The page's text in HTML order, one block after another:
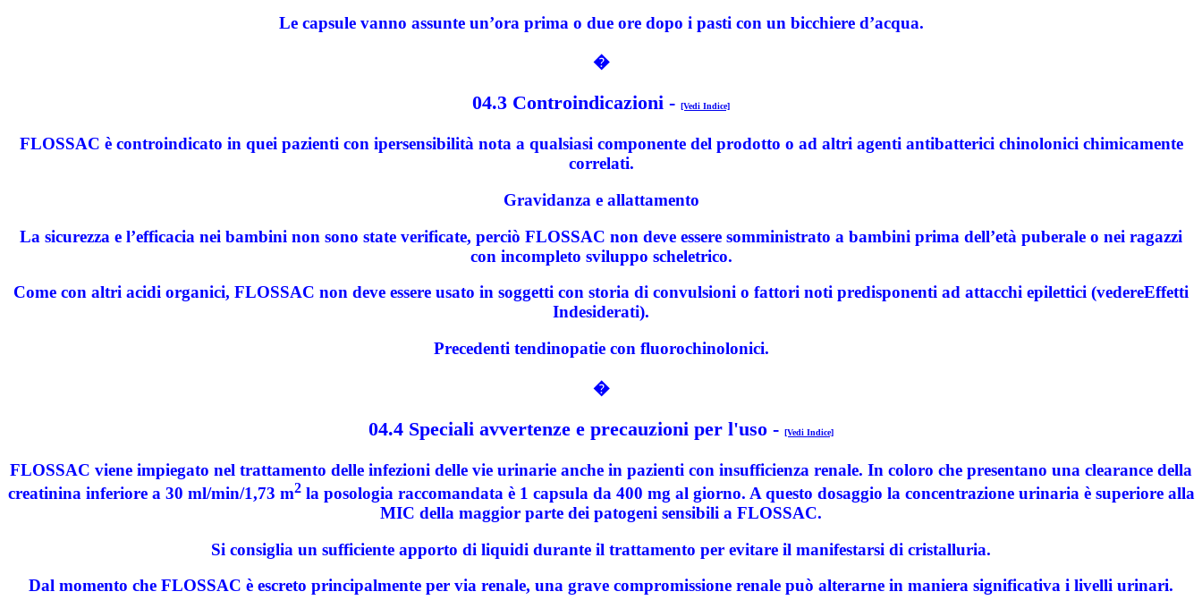
Le capsule vanno assunte un’ora prima o due ore dopo i pasti con un bicchiere d’acqua.
�
04.3 Controindicazioni - [Vedi Indice]
FLOSSAC è controindicato in quei pazienti con ipersensibilità nota a qualsiasi componente del prodotto o ad altri agenti antibatterici chinolonici chimicamente
correlati.
Gravidanza e allattamento
La sicurezza e l’efficacia nei bambini non sono state verificate, perciò FLOSSAC non deve essere somministrato a bambini prima dell’età puberale o nei ragazzi
con incompleto sviluppo scheletrico.
Come con altri acidi organici, FLOSSAC non deve essere usato in soggetti con storia di convulsioni o fattori noti predisponenti ad attacchi epilettici (vedereEffetti
Indesiderati).
Precedenti tendinopatie con fluorochinolonici.
�
04.4 Speciali avvertenze e precauzioni per l'uso - [Vedi Indice]
FLOSSAC viene impiegato nel trattamento delle infezioni delle vie urinarie anche in pazienti con insufficienza renale. In coloro che presentano una clearance della
creatinina inferiore a 30 ml/min/1,73 m2la posologia raccomandata è 1 capsula da 400 mg al giorno. A questo dosaggio la concentrazione urinaria è superiore alla
MIC della maggior parte dei patogeni sensibili a FLOSSAC.
Si consiglia un sufficiente apporto di liquidi durante il trattamento per evitare il manifestarsi di cristalluria.
Dal momento che FLOSSAC è escreto principalmente per via renale, una grave compromissione renale può alterarne in maniera significativa i livelli urinari.